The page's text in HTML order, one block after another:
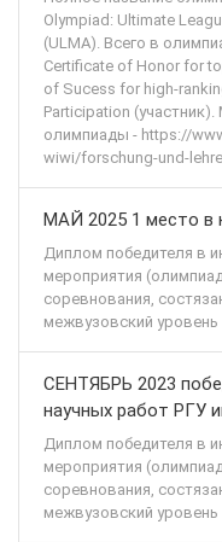
Olympiad: Ultimate
(ULMA). Всего в
Certificate of Honor for
of Sucess for high-
Participation
олимпиады - https://
wiwi/forschung-und-
МАЙ 2025 1 место в
Диплом победителя в
мероприятия
соревнования,
межвузовский уровень
СЕНТЯБРЬ 2023
научных работ РГУ
Диплом победителя в
мероприятия
соревнования,
межвузовский уровень